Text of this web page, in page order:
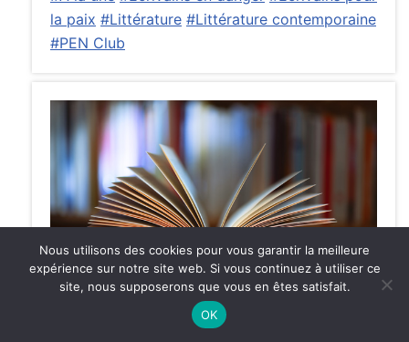
la paix #Littérature #Littérature contemporaine
#PEN Club
18 février 2022
Michel Deguy nous a quittés le 16 février, à
Nous utilisons des cookies pour vous garantir la meilleure
expérience sur notre site web. Si vous continuez à utiliser ce
site, nous supposerons que vous en êtes satisfait.
OK